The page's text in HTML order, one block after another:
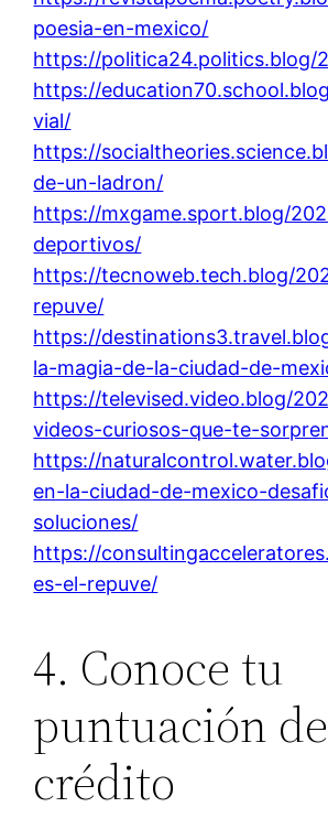
poesia-en-mexico/
https://politica24.politics.blog/
https://
vial/
https://
de-un-ladron/
https://mxgame.sport.blog/
deportivos/
https://tecnoweb.tech.blog/
repuve/
https://
la-magia-de-la-ciudad-de-
https://televised.video.blog/
videos-curiosos-que-te-
https://
en-la-ciudad-de-mexico-
soluciones/
https://
es-el-repuve/
4. Conoce tu
puntuación de
crédito